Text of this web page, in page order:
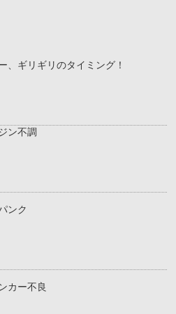
、ギリギリのタイミング！
ン不調
ンク
カー不良